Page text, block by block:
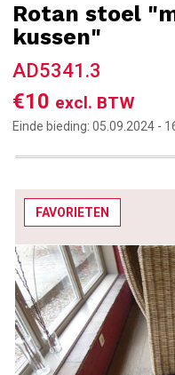
Rotan stoel
kussen"
AD5341.3
€10 excl. BTW
Einde bieding: 05.09.2024 -
FAVORIETEN